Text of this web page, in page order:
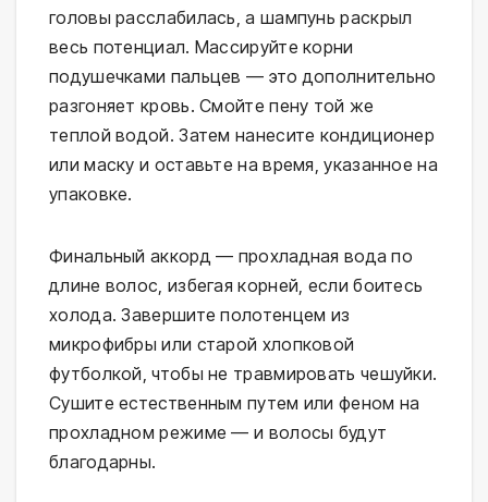
головы расслабилась, а шампунь раскрыл
весь потенциал. Массируйте корни
подушечками пальцев — это дополнительно
разгоняет кровь. Смойте пену той же
теплой водой. Затем нанесите кондиционер
или маску и оставьте на время, указанное на
упаковке.
Финальный аккорд — прохладная вода по
длине волос, избегая корней, если боитесь
холода. Завершите полотенцем из
микрофибры или старой хлопковой
футболкой, чтобы не травмировать чешуйки.
Сушите естественным путем или феном на
прохладном режиме — и волосы будут
благодарны.